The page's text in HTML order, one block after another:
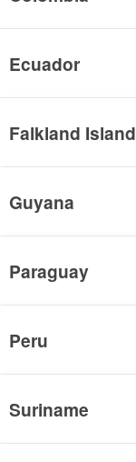
Ecuador
Falkland
Guyana
Paraguay
Peru
Suriname